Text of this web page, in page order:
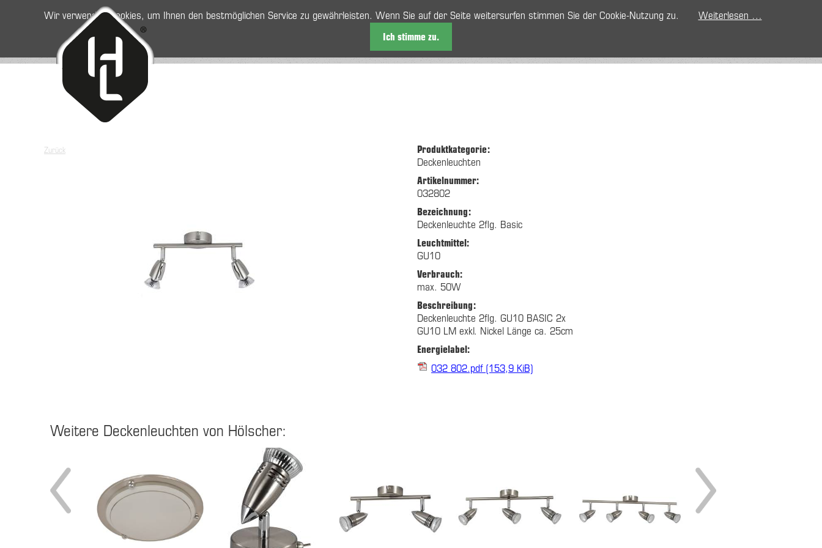
überspringen
Kontakt AGBs Impressum
Produktkategorie:
Deckenleuchten
Artikelnummer:
032802
Bezeichnung:
Deckenleuchte 2flg. Basic
Leuchtmittel:
GU10
Verbrauch:
max. 50W
Beschreibung:
Deckenleuchte 2flg. GU10 BASIC 2x
GU10 LM exkl. Nickel Länge ca. 25cm
Energielabel:
032 802.pdf(153,9 KiB)
Weitere Deckenleuchten von Hölscher:
Zurück
Wir verwenden Cookies, um Ihnen den bestmöglichen Service zu gewährleisten. Wenn Sie auf der Seite weitersurfen stimmen Sie der Cookie-Nutzung zu. Weiterlesen …
Ich stimme zu.